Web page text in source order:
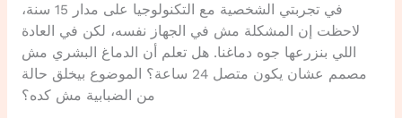
في تجربتي الشخصية مع التكنولوجيا على مدار 15 سنة،
لاحظت إن المشكلة مش في الجهاز نفسه، لكن في العادة
اللي بنزرعها جوه دماغنا. هل تعلم أن الدماغ البشري مش
مصمم عشان يكون متصل 24 ساعة؟ الموضوع بيخلق حالة
من الضبابية مش كده؟